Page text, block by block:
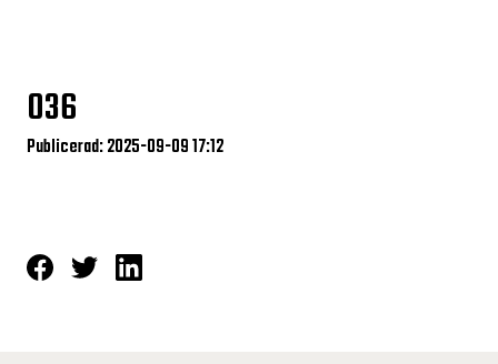
036
Publicerad: 2025-09-09 17:12